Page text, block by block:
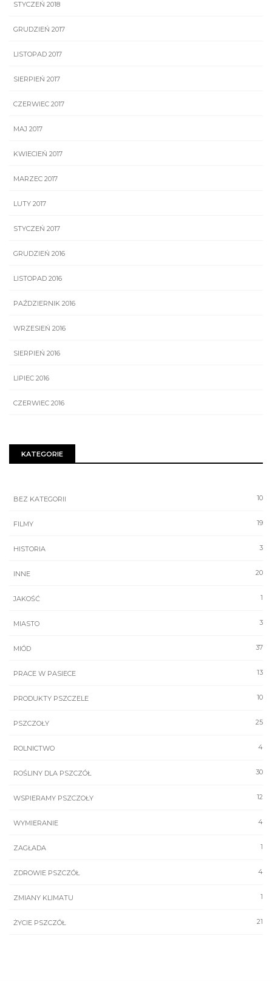
STYCZEŃ 2018
GRUDZIEŃ 2017
LISTOPAD 2017
SIERPIEŃ 2017
CZERWIEC 2017
MAJ 2017
KWIECIEŃ 2017
MARZEC 2017
LUTY 2017
STYCZEŃ 2017
GRUDZIEŃ 2016
LISTOPAD 2016
PAŹDZIERNIK 2016
WRZESIEŃ 2016
SIERPIEŃ 2016
LIPIEC 2016
CZERWIEC 2016
KATEGORIE
10
BEZ KATEGORII
19
FILMY
3
HISTORIA
20
INNE
1
JAKOŚĆ
3
MIASTO
37
MIÓD
13
PRACE W PASIECE
10
PRODUKTY PSZCZELE
25
PSZCZOŁY
4
ROLNICTWO
30
ROŚLINY DLA PSZCZÓŁ
12
WSPIERAMY PSZCZOŁY
4
WYMIERANIE
1
ZAGŁADA
4
ZDROWIE PSZCZÓŁ
1
ZMIANY KLIMATU
21
ŻYCIE PSZCZÓŁ